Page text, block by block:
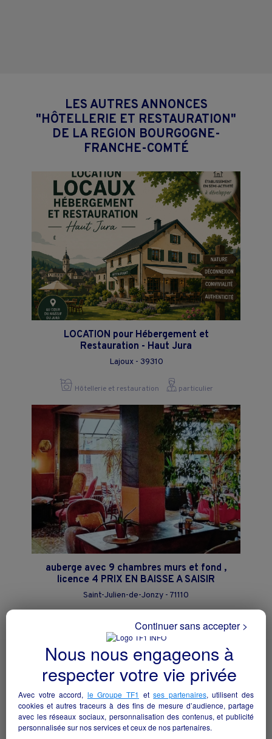
LES AUTRES ANNONCES
"HÔTELLERIE ET RESTAURATION"
DE LA REGION BOURGOGNE-
FRANCHE-COMTÉ
LOCATION pour Hébergement et
Restauration - Haut Jura
Lajoux - 39310
Hôtellerie et restauration particulier
auberge avec 9 chambres murs et fond ,
licence 4 PRIX EN BAISSE A SAISIR
Saint-Julien-de-Jonzy - 71110
Hôtellerie et restauration particulier
Nous nous engageons à
respecter votre vie privée
Avec votre accord, le Groupe TF1 etses partenaires, utilisent des
cookies et autres traceurs à des fins de mesure d’audience, partage
avec les réseaux sociaux, personnalisation des contenus, et publicité
personnalisée sur nos services et ceux de nos partenaires.
Continuer sans accepter >